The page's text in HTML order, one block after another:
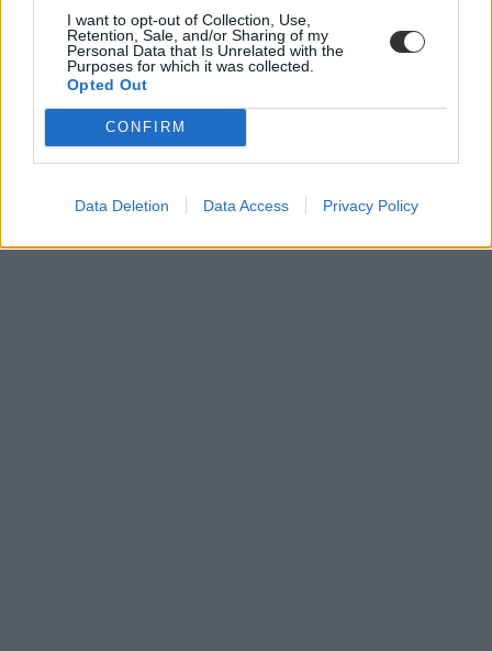
I want to opt-out of Collection, Use,
Retention, Sale, and/or Sharing of my
Personal Data that Is Unrelated with the
Purposes for which it was collected.
Opted Out
CONFIRM
Data Deletion Data Access Privacy Policy